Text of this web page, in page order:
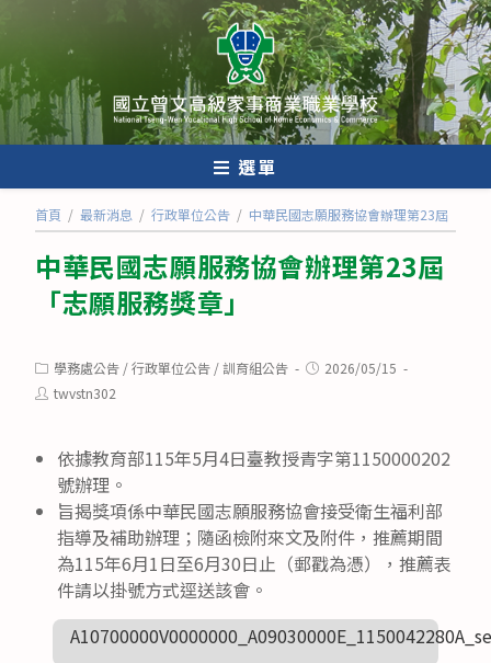
轉
至
主
要
內
選單
首頁 / 最新消息 / 行政單位公告 / 中華民國志願服務協會辦理第23屆「志
中華民國志願服務協會辦理第23屆
「志願服務獎章」
Post
category:
學務處公告 /行政單位公告 /訓育組公告
Post2026/05/15
Posttwvstn302
依據教育部115年5月4日臺教授青字第1150000202
號辦理。
旨揭獎項係中華民國志願服務協會接受衛生福利部
指導及補助辦理；隨函檢附來文及附件，推薦期間
為115年6月1日至6月30日止（郵戳為憑），推薦表
件請以掛號方式逕送該會。